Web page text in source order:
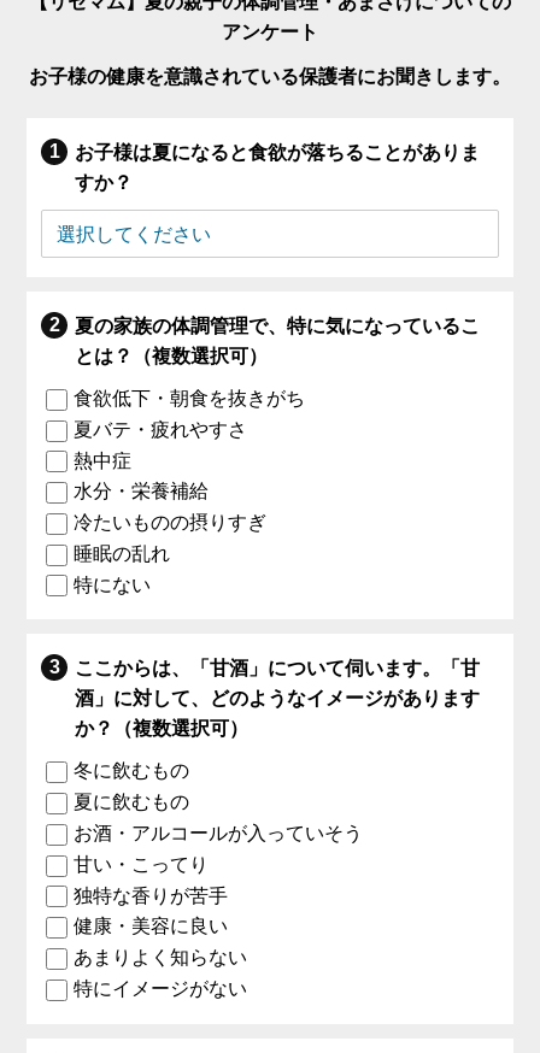
アンケート
お子様の健康を意識されている保護者にお聞きします。
お子様は夏になると食欲が落ちることがありま
すか？
夏の家族の体調管理で、特に気になっているこ
とは？（複数選択可）
食欲低下・朝食を抜きがち
夏バテ・疲れやすさ
熱中症
水分・栄養補給
冷たいものの摂りすぎ
睡眠の乱れ
特にない
ここからは、「甘酒」について伺います。「甘
酒」に対して、どのようなイメージがあります
か？（複数選択可）
冬に飲むもの
夏に飲むもの
お酒・アルコールが入っていそう
甘い・こってり
独特な香りが苦手
健康・美容に良い
あまりよく知らない
特にイメージがない